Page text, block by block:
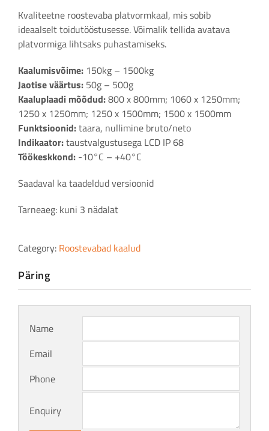
Kvaliteetne roostevaba platvormkaal, mis sobib
ideaalselt toidutööstusesse. Võimalik tellida avatava
platvormiga lihtsaks puhastamiseks.
Kaalumisvõime: 150kg – 1500kg
Jaotise väärtus: 50g – 500g
Kaaluplaadi mõõdud:800 x 800mm; 1060 x 1250mm;
1250 x 1250mm; 1250 x 1500mm; 1500 x 1500mm
Funktsioonid:taara, nullimine bruto/neto
Indikaator:taustvalgustusega LCD IP 68
Töökeskkond: -10°C – +40°C
Saadaval ka taadeldud versioonid
Tarneaeg: kuni 3 nädalat
Category: Roostevabad kaalud
Päring
Name
Email
Phone
Enquiry